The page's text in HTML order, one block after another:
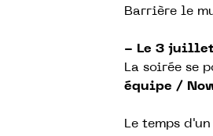
Barrière le
- Le 3 juillet
La soirée se
équipe /
Le temps